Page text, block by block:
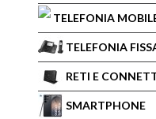
TELEFONIA
TELEFONIA
RETI E
SMARTPHONE